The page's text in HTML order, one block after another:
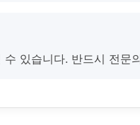
있습니다. 반드시 전문